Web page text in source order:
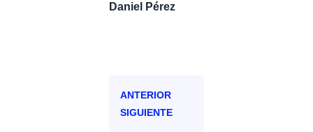
Daniel Pérez
ANTERIOR
SIGUIENTE